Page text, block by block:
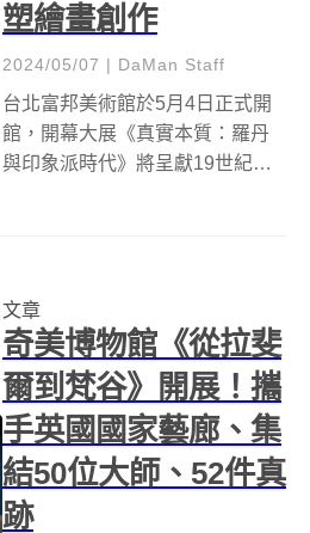
塑繪畫創作
2024/05/07 | DaMan Staff
台北富邦美術館於5月4日正式開
館，開幕大展《真實本質：羅丹
與印象派時代》將呈獻19世紀雕
文章
奇美博物館《從拉斐
爾到梵谷》開展！攜
手英國國家藝廊、集
結50位大師、52件真
跡